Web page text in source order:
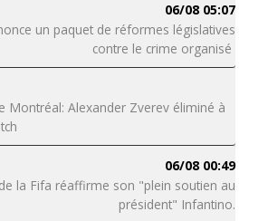
06/08 05:07
un paquet de réformes législatives
contre le crime organisé
Montréal: Alexander Zverev éliminé à
06/08 00:49
la Fifa réaffirme son "plein soutien au
président" Infantino.